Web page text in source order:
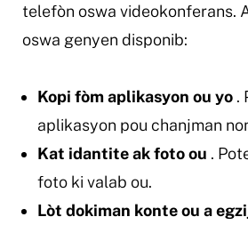
telefòn oswa videokonferans.
oswa genyen disponib:
Kopi fòm aplikasyon ou yo.
aplikasyon pou chanjman
Kat idantite ak foto ou .
foto ki valab ou.
Lòt dokiman konte ou a